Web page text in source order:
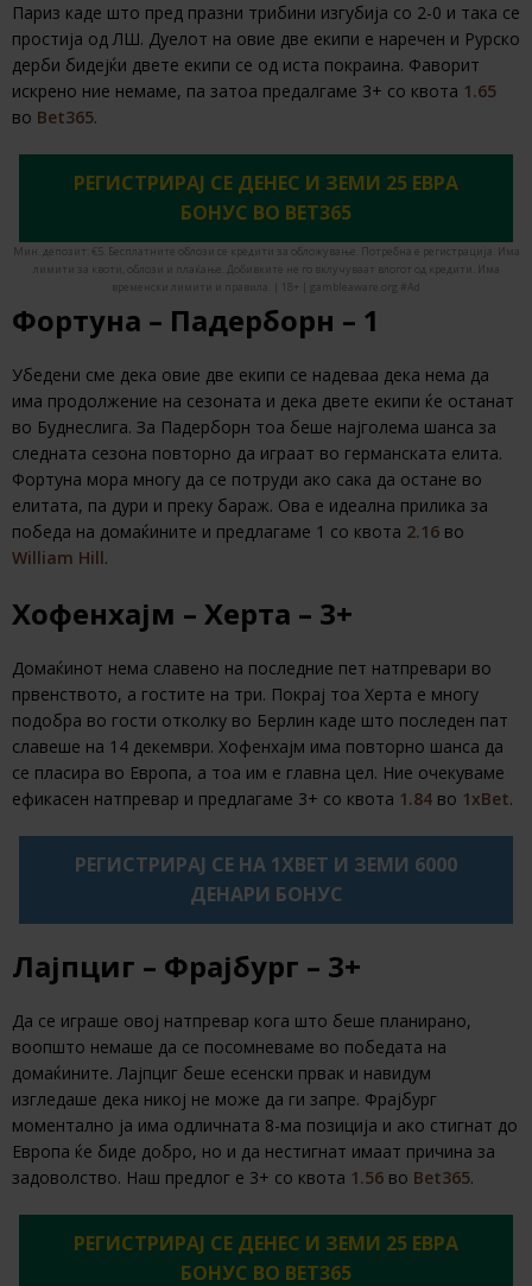
Париз каде што пред празни трибини изгубија со 2-0 и така се
простија од ЛШ. Дуелот на овие две екипи е наречен и Рурско
дерби бидејќи двете екипи се од иста покраина. Фаворит
искрено ние немаме, па затоа предалгаме 3+ со квота 1.65
во Bet365.
РЕГИСТРИРАЈ СЕ ДЕНЕС И ЗЕМИ 25 ЕВРА
БОНУС ВО BET365
Мин. депозит: €5. Бесплатните облози се кредити за обложување. Потребна е регистрација. Има
лимити за квоти, облози и плаќање. Добивките не го вклучуваат влогот од кредити. Има
временски лимити и правила. | 18+ | gambleaware.org #Ad
Фортуна – Падерборн – 1
Убедени сме дека овие две екипи се надеваа дека нема да
има продолжение на сезоната и дека двете екипи ќе останат
во Буднеслига. За Падерборн тоа беше најголема шанса за
следната сезона повторно да играат во германската елита.
Фортуна мора многу да се потруди ако сака да остане во
елитата, па дури и преку бараж. Ова е идеална прилика за
победа на домаќините и предлагаме 1 со квота 2.16 во
William Hill.
Хофенхајм – Херта – 3+
Домаќинот нема славено на последние пет натпревари во
првенството, а гостите на три. Покрај тоа Херта е многу
подобра во гости отколку во Берлин каде што последен пат
славеше на 14 декември. Хофенхајм има повторно шанса да
се пласира во Европа, а тоа им е главна цел. Ние очекуваме
ефикасен натпревар и предлагаме 3+ со квота 1.84 во 1xBet.
РЕГИСТРИРАЈ СЕ НА 1XBET И ЗЕМИ 6000
ДЕНАРИ БОНУС
Лајпциг – Фрајбург – 3+
Да се играше овој натпревар кога што беше планирано,
воопшто немаше да се посомневаме во победата на
домаќините. Лајпциг беше есенски првак и навидум
изгледаше дека никој не може да ги запре. Фрајбург
моментално ја има одличната 8-ма позиција и ако стигнат до
Европа ќе биде добро, но и да нестигнат имаат причина за
задоволство. Наш предлог е 3+ со квота 1.56 во Bet365.
РЕГИСТРИРАЈ СЕ ДЕНЕС И ЗЕМИ 25 ЕВРА
БОНУС ВО BET365